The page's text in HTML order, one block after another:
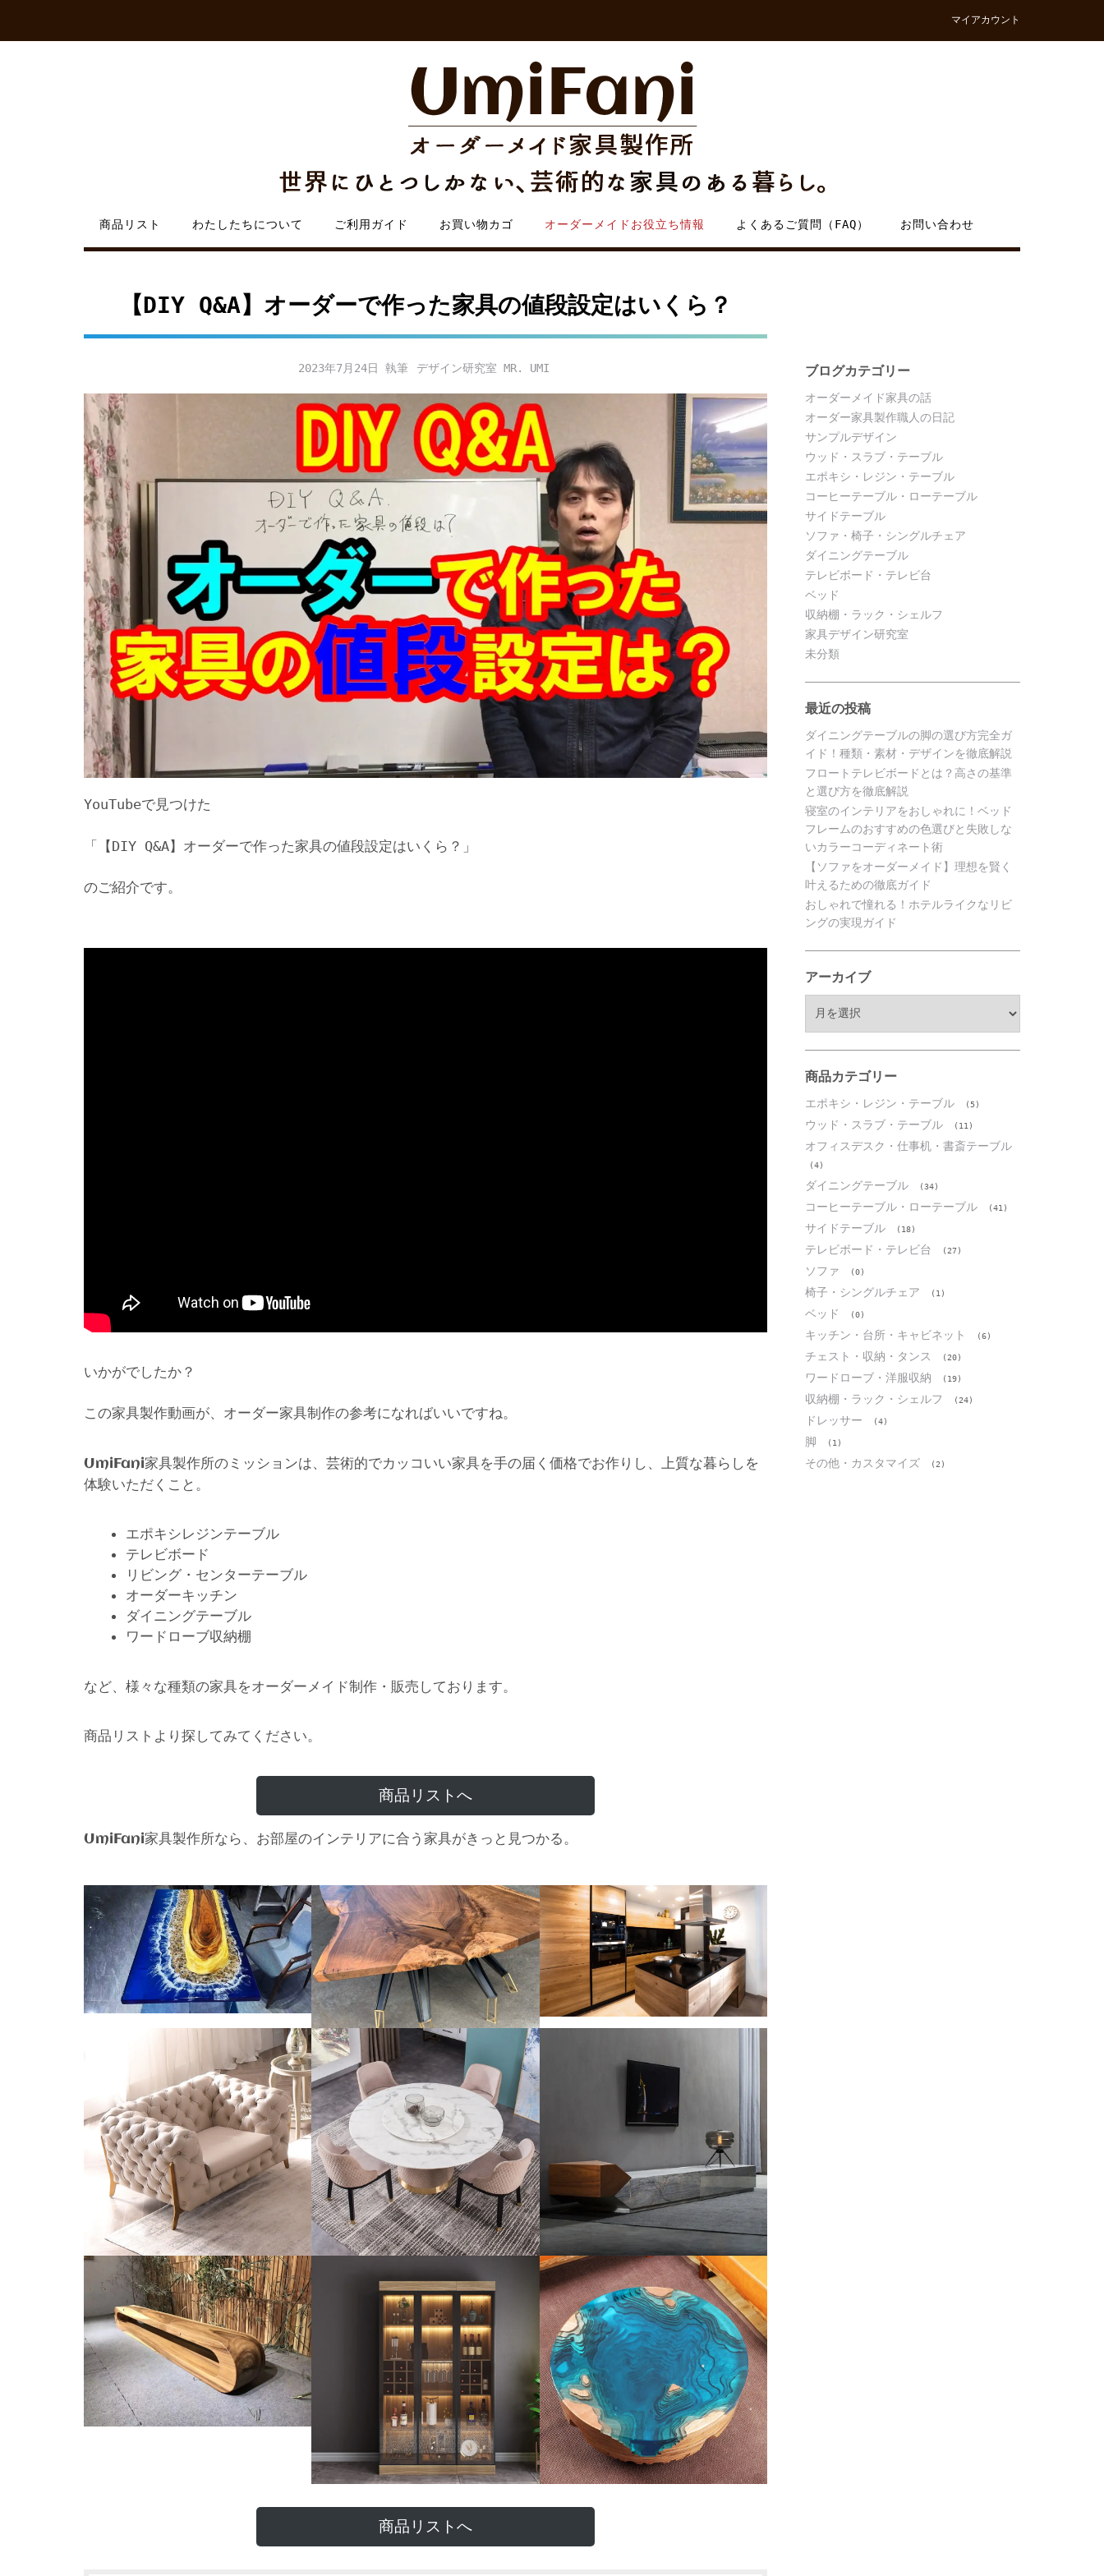
content
マイアカウント
商品リスト わたしたちについて ご利用ガイド お買い物カゴ オーダーメイドお役立ち情報 よくあるご質問（FAQ） お問い合わせ
【DIY Q&A】オーダーで作った家具の値段設定はいくら？
2023年7月24日 デザイン研究室 MR. UMI
YouTubeで見つけた
「【DIY Q&A】オーダーで作った家具の値段設定はいくら？」
のご紹介です。
いかがでしたか？
この家具製作動画が、オーダー家具制作の参考になればいいですね。
UmiFani家具製作所のミッションは、芸術的でカッコいい家具を手の届く価格でお作りし、上質な暮らしを
体験いただくこと。
エポキシレジンテーブル
テレビボード
リビング・センターテーブル
オーダーキッチン
ダイニングテーブル
ワードローブ収納棚
など、様々な種類の家具をオーダーメイド制作・販売しております。
商品リストより探してみてください。
商品リストへ
UmiFani家具製作所なら、お部屋のインテリアに合う家具がきっと見つかる。
商品リストへ
ブログカテゴリー
オーダーメイド家具の話
オーダー家具製作職人の日記
サンプルデザイン
ウッド・スラブ・テーブル
エポキシ・レジン・テーブル
コーヒーテーブル・ローテーブル
サイドテーブル
ソファ・椅子・シングルチェア
ダイニングテーブル
テレビボード・テレビ台
ベッド
収納棚・ラック・シェルフ
家具デザイン研究室
未分類
最近の投稿
ダイニングテーブルの脚の選び方完全ガ
イド！種類・素材・デザインを徹底解説
フロートテレビボードとは？高さの基準
と選び方を徹底解説
寝室のインテリアをおしゃれに！ベッド
フレームのおすすめの色選びと失敗しな
いカラーコーディネート術
【ソファをオーダーメイド】理想を賢く
叶えるための徹底ガイド
おしゃれで憧れる！ホテルライクなリビ
ングの実現ガイド
アーカイブ
ブ
商品カテゴリー
エポキシ・レジン・テーブル (5)
ウッド・スラブ・テーブル (11)
オフィスデスク・仕事机・書斎テーブル
(4)
ダイニングテーブル (34)
コーヒーテーブル・ローテーブル (41)
サイドテーブル (18)
テレビボード・テレビ台 (27)
ソファ (0)
椅子・シングルチェア (1)
ベッド (0)
キッチン・台所・キャビネット (6)
チェスト・収納・タンス (20)
ワードローブ・洋服収納 (19)
収納棚・ラック・シェルフ (24)
ドレッサー (4)
脚 (1)
その他・カスタマイズ (2)